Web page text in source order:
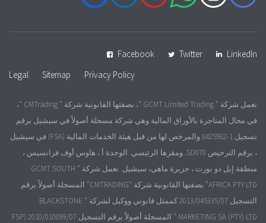
Facebook Twitter
LinkedIn
Legal
Sitemap Privacy Policy
تعمل شركة ” GCMT Limited Trading “، بصفتها القانونية شركة ” CMTrading “،
في مجال المتاجرة بالأوراق المالية وهي شركة مسجلة أصولاً في سيشيل برقم
تسجيل 1-8425982 والمرخص لها من قبل هيئة الخدمات المالية (FSA) في سيشيل
، برقم الترخيص SD070. ومقرها الرئيسي: الوحدة أ ، هاوس أوف فرانسيس ،
منطقة إيل دو بورت ، جزيرة ماهي، سيشيل. تعمل شركة ” GCMT SOUTH
AFRICA PTY LTD” بصفتها القانونية شركة “CMTRADING” المسجلة أصولاً برقم
التسجيل 2013/045335/07 كممثل قانوني ووكيل لشركة ” BLACKSTONE
MARKETING SA (PTY) LTD ” المسجلة أصولاً برقم التسجيل 2010/010099/07 (FSP